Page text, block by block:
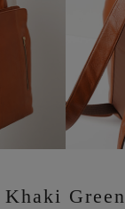
Khaki Green